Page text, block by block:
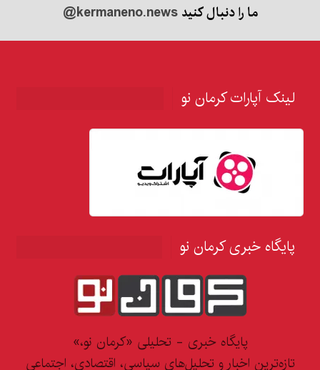
ما را دنبال کنید@kermaneno.news
لینک آپارات کرمان نو
پایگاه خبری کرمان نو
پایگاه خبری - تحلیلی «کرمان نو،»
تازه‌ترین اخبار و تحلیل‌های سیاسی، اقتصادی، اجتماعی